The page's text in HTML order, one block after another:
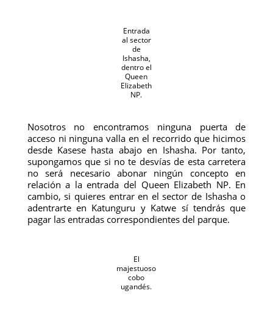
Entrada
al sector
de
Ishasha,
dentro el
Queen
Elizabeth
NP.
Nosotros no encontramos ninguna puerta de
acceso ni ninguna valla en el recorrido que hicimos
desde Kasese hasta abajo en Ishasha. Por tanto,
supongamos que si no te desvías de esta carretera
no será necesario abonar ningún concepto en
relación a la entrada del Queen Elizabeth NP. En
cambio, si quieres entrar en el sector de Ishasha o
adentrarte en Katunguru y Katwe sí tendrás que
pagar las entradas correspondientes del parque.
El
majestuoso
cobo
ugandés.